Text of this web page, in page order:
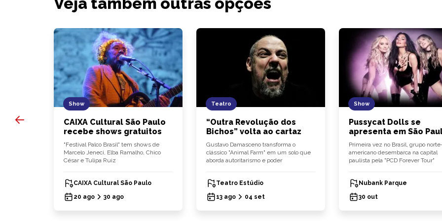
Show
CAIXA Cultural São Paulo
recebe shows gratuitos
"Festival Palco Brasil" tem shows de
Marcelo Jeneci, Elba Ramalho, Chico
César e Tulipa Ruiz
CAIXA Cultural São Paulo
20 ago
30 ago
Teatro
“Outra Revolução dos
Bichos” volta ao cartaz
Gustavo Damasceno transforma o
clássico "Animal Farm" em um solo que
aborda autoritarismo e poder
Teatro Estúdio
13 ago
04 set
Show
Pussycat Dolls se
apresenta em São
Primeira vez no Brasil, grupo
americano desembarca na capital
paulista pela "PCD Forever Tour"
Nubank Parque
30 out